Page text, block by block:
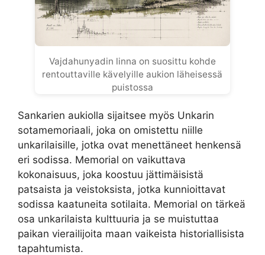
Vajdahunyadin linna on suosittu kohde
rentouttaville kävelyille aukion läheisessä
puistossa
Sankarien aukiolla sijaitsee myös Unkarin
sotamemoriaali, joka on omistettu niille
unkarilaisille, jotka ovat menettäneet henkensä
eri sodissa. Memorial on vaikuttava
kokonaisuus, joka koostuu jättimäisistä
patsaista ja veistoksista, jotka kunnioittavat
sodissa kaatuneita sotilaita. Memorial on tärkeä
osa unkarilaista kulttuuria ja se muistuttaa
paikan vierailijoita maan vaikeista historiallisista
tapahtumista.